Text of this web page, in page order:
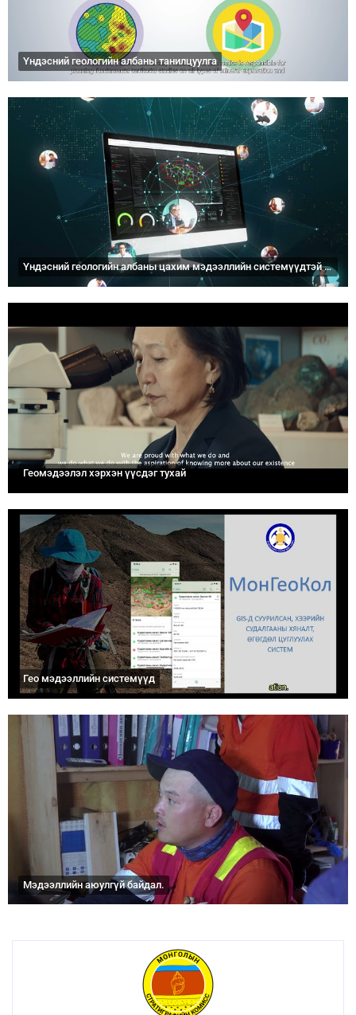
Үндэсний геологийн албаны танилцуулга
Үндэсний геологийн албаны цахим мэдээллийн системүүдтэй танилцана уу.
Геомэдээлэл хэрхэн үүсдэг тухай
Гео мэдээллийн системүүд
Мэдээллийн аюулгүй байдал.